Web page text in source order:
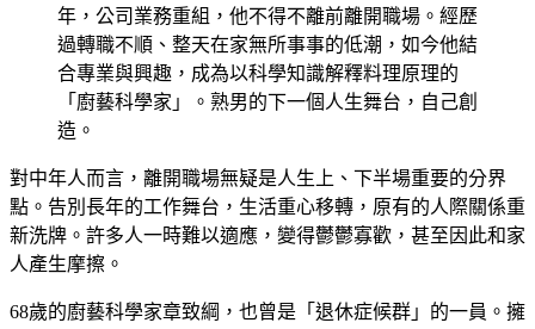
年，公司業務重組，他不得不離前離開職場。經歷
過轉職不順、整天在家無所事事的低潮，如今他結
合專業與興趣，成為以科學知識解釋料理原理的
「廚藝科學家」。熟男的下一個人生舞台，自己創
造。
對中年人而言，離開職場無疑是人生上、下半場重要的分界
點。告別長年的工作舞台，生活重心移轉，原有的人際關係重
新洗牌。許多人一時難以適應，變得鬱鬱寡歡，甚至因此和家
人產生摩擦。
68歲的廚藝科學家章致綱，也曾是「退休症候群」的一員。擁